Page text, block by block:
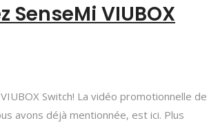
SenseMi VIUBOX
Switch! La vidéo promotionnelle de
avons déjà mentionnée, est ici. Plus